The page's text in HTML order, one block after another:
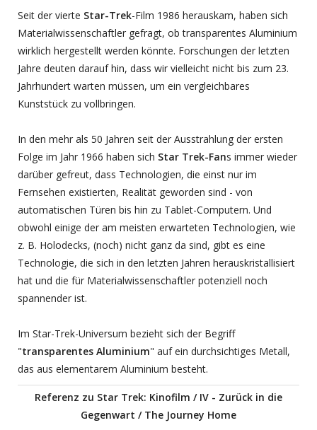
Seit der vierte Star-Trek-Film 1986 herauskam, haben sich
Materialwissenschaftler gefragt, ob transparentes Aluminium
wirklich hergestellt werden könnte. Forschungen der letzten
Jahre deuten darauf hin, dass wir vielleicht nicht bis zum 23.
Jahrhundert warten müssen, um ein vergleichbares
Kunststück zu vollbringen.
In den mehr als 50 Jahren seit der Ausstrahlung der ersten
Folge im Jahr 1966 haben sich Star Trek-Fans immer wieder
darüber gefreut, dass Technologien, die einst nur im
Fernsehen existierten, Realität geworden sind - von
automatischen Türen bis hin zu Tablet-Computern. Und
obwohl einige der am meisten erwarteten Technologien, wie
z. B. Holodecks, (noch) nicht ganz da sind, gibt es eine
Technologie, die sich in den letzten Jahren herauskristallisiert
hat und die für Materialwissenschaftler potenziell noch
spannender ist.
Im Star-Trek-Universum bezieht sich der Begriff
"transparentes Aluminium" auf ein durchsichtiges Metall,
das aus elementarem Aluminium besteht.
Referenz zu Star Trek: Kinofilm / IV - Zurück in die
Gegenwart / The Journey Home